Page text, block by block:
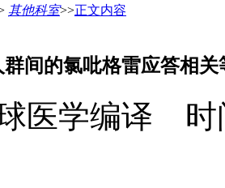
其他科室>>正文内容
间的氯吡格雷应答相
医学编译 时